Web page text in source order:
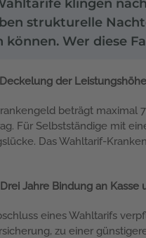
klingen
strukturelle
können. Wer diese
der Leistungshöhe
beträgt maximal
Für Selbstständige mit
Das Wahltarif-
Jahre Bindung an Kasse
eines Wahltarifs
zu einer